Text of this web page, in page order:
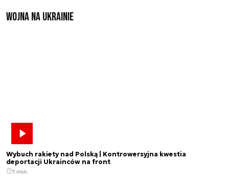
Wojna na Ukrainie
Wybuch rakiety nad Polską | Kontrowersyjna kwestia
deportacji Ukrainców na front
1 min.